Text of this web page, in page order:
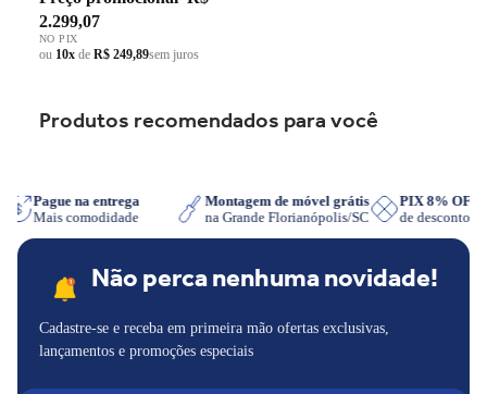
2.299,07
NO PIX
ou 10x de R$ 249,89sem juros
Produtos recomendados para você
Pague na entrega
Mais comodidade
Montagem de móvel grátis
na Grande Florianópolis/SC
PIX 8% OFF
de desconto
Não perca nenhuma novidade!
Cadastre-se e receba em primeira mão ofertas exclusivas,
lançamentos e promoções especiais